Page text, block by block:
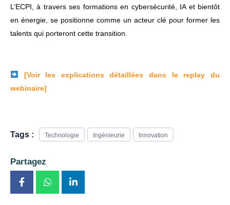
L’ECPI, à travers ses formations en cybersécurité, IA et bientôt
en énergie, se positionne comme un acteur clé pour former les
talents qui porteront cette transition.
[Voir les explications détaillées dans le replay du
webinaire]
Tags : Technologie Ingénieurie Innovation
Partagez